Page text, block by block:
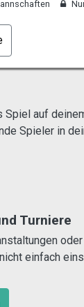
auf
Spieler in
Turniere
einfach